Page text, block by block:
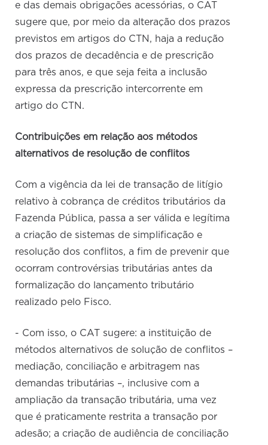
e das demais obrigações acessórias, o CAT
sugere que, por meio da alteração dos prazos
previstos em artigos do CTN, haja a redução
dos prazos de decadência e de prescrição
para três anos, e que seja feita a inclusão
expressa da prescrição intercorrente em
artigo do CTN.
Contribuições em relação aos métodos
alternativos de resolução de conflitos
Com a vigência da lei de transação de litígio
relativo à cobrança de créditos tributários da
Fazenda Pública, passa a ser válida e legítima
a criação de sistemas de simplificação e
resolução dos conflitos, a fim de prevenir que
ocorram controvérsias tributárias antes da
formalização do lançamento tributário
realizado pelo Fisco.
- Com isso, o CAT sugere: a instituição de
métodos alternativos de solução de conflitos –
mediação, conciliação e arbitragem nas
demandas tributárias –, inclusive com a
ampliação da transação tributária, uma vez
que é praticamente restrita a transação por
adesão; a criação de audiência de conciliação